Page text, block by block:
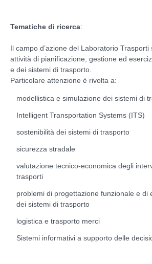
Tematiche di ricerca:
Il campo d’azione del Laboratorio Trasporti
attività di pianificazione, gestione ed
e dei sistemi di trasporto.
Particolare attenzione è rivolta a:
modellistica e simulazione dei sistemi di
Intelligent Transportation Systems (ITS)
sostenibilità dei sistemi di trasporto
sicurezza stradale
valutazione tecnico-economica degli
trasporti
problemi di progettazione funzionale e di
dei sistemi di trasporto
logistica e trasporto merci
Sistemi informativi a supporto delle